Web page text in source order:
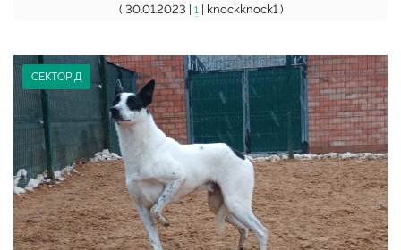
( 30.01.2023 | 1 | knockknock1 )
СЕКТОР Д